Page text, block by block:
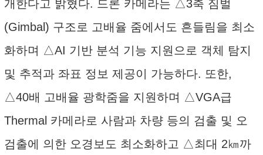
개한다고 밝혔다. 드론 카메라는 △3축 짐벌
(Gimbal) 구조로 고배율 줌에서도 흔들림을 최소
화하며 △AI 기반 분석 기능 지원으로 객체 탐지
및 추적과 좌표 정보 제공이 가능하다. 또한,
△40배 고배율 광학줌을 지원하며 △VGA급
Thermal 카메라로 사람과 차량 등의 검출 및 오
검출에 의한 오경보도 최소화하고 △최대 2㎞까